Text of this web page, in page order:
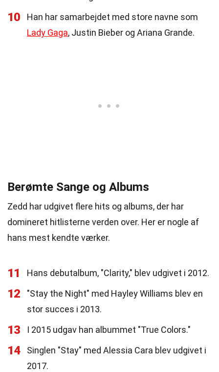
10
Han har samarbejdet med store navne som
Lady Gaga, Justin Bieber og Ariana Grande.
Berømte Sange og Albums
Zedd har udgivet flere hits og albums, der har
domineret hitlisterne verden over. Her er nogle af
hans mest kendte værker.
11 Hans debutalbum, "Clarity," blev udgivet i 2012.
12
"Stay the Night" med Hayley Williams blev en
stor succes i 2013.
13 I 2015 udgav han albummet "True Colors."
14
Singlen "Stay" med Alessia Cara blev udgivet i
2017.